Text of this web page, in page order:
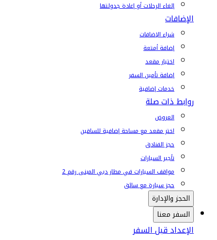
إلغاء الرحلات أو إعادة جدولتها
الإضافات
شراء الإضافات
إضافة أمتعة
اختيار مقعد
إضافة تأمين السفر
خدمات إضافية
روابط ذات صلة
العروض
اختر مقعد مع مساحة إضافية للساقين
حجز الفنادق
تأجير السيارات
مواقف السيارات في مطار دبي المبنى رقم 2
حجز سيارة مع سائق
الحجز والإدارة
السفر معنا
الإعداد قبل السفر